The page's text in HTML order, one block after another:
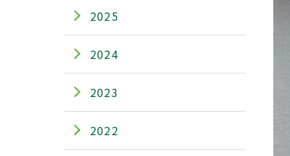
2025
2024
2023
2022